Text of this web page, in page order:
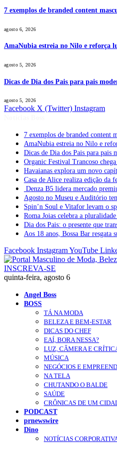
7 exemplos de branded content
agosto 6, 2026
AmaNubia estreia no Nilo e reforça
agosto 5, 2026
Dicas de Dia dos Pais para pais
agosto 5, 2026
Facebook X (Twitter) Instagram
7 exemplos de branded content
AmaNubia estreia no Nilo e
Dicas de Dia dos Pais para pais
Organic Festival Trancoso
Havaianas explora um novo
Casa de Alice realiza edição da
Denza B5 lidera mercado
Agosto no Museu e Auditório
Spin’n Soul e Vitafor levam o
Roma Joias celebra a
Dia dos Pais: o presente que
Aos 18 anos, Bossa Bar resgata
Facebook InstagramYouTube
INSCREVA-SE
quinta-feira, agosto 6
Angel Boss
BOSS
TÁ NA MODA
BELEZA E BEM-ESTAR
DICAS DO CHEF
EAÍ, BORA NESSA?
LUZ, CÂMERA E
MÚSICA
NEGÓCIOS E
NA TELA
CHUTANDO O BALDE
SAÚDE
CRÔNICAS DE UM
PODCAST
prnewswire
Dino
NOTÍCIAS